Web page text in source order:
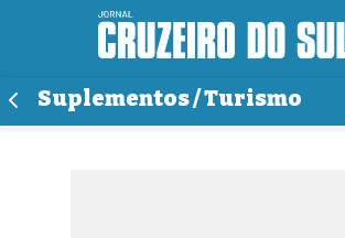
Suplementos / Turismo